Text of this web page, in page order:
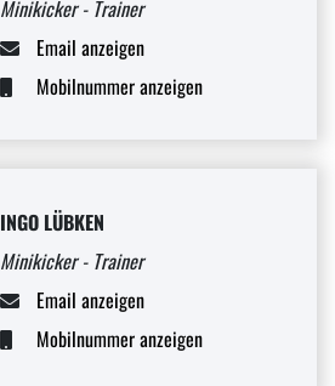
Minikicker - Trainer
Email anzeigen
Mobilnummer anzeigen
INGO LÜBKEN
Minikicker - Trainer
Email anzeigen
Mobilnummer anzeigen